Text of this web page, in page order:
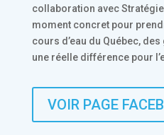
collaboration avec
moment concret pour
cours d’eau du Québec,
une réelle différence pour
VOIR PAGE